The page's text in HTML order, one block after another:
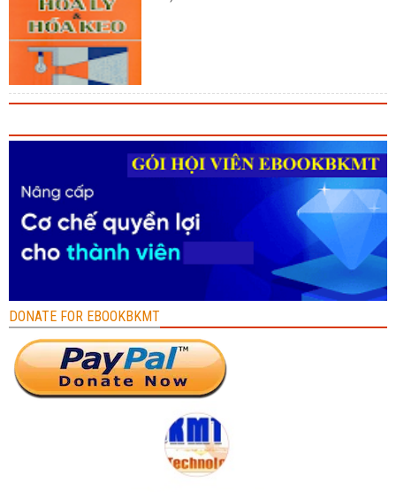
DONATE FOR EBOOKBKMT